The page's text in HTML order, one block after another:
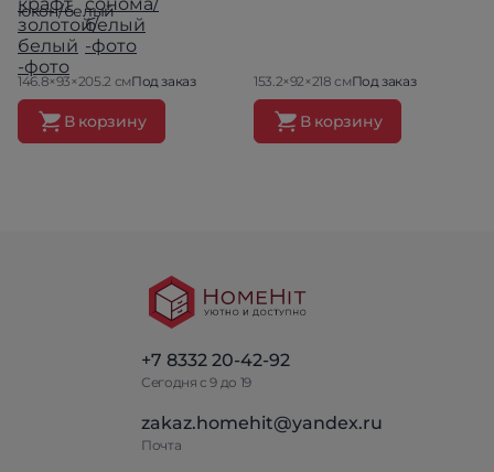
юкон/белый
146.8×93×205.2 смПод заказ
В корзину
153.2×92×218 смПод заказ
В корзину
+7 8332 20-42-92
Сегодня с 9 до 19
zakaz.homehit@yandex.ru
Почта